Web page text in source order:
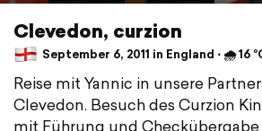
Clevedon, curzion
September 6, 2011 in England ⋅ 🌧 16
Reise mit Yannic in unsere
Clevedon. Besuch des Curzion
mit Führung und